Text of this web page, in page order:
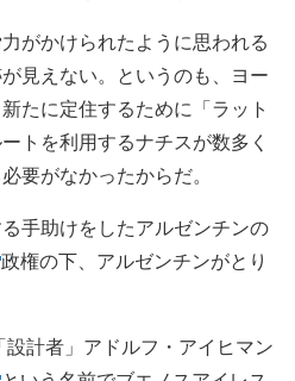
がかけられたように思われる
見えない。というのも、ヨー
たに定住するために「ラット
トを利用するナチスが数多く
要がなかったからだ。
手助けをしたアルゼンチンの
政権の下、アルゼンチンがとり
計者」アドルフ・アイヒマン